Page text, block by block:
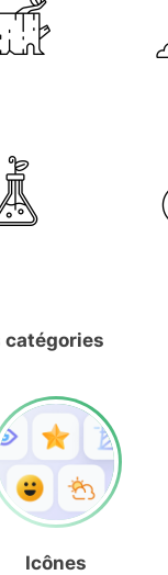
catégories
Icônes